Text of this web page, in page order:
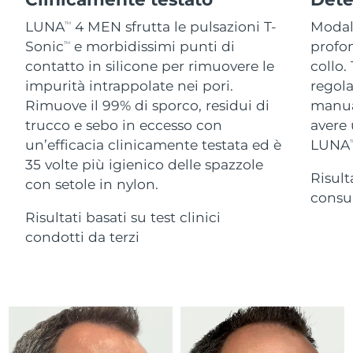
LUNATM
4 MEN sfrutta le pulsazioni T-
SonicTM
e morbidissimi punti di
contatto in silicone per rimuovere le
impurità intrappolate nei pori.
Rimuove il 99% di sporco, residui di
trucco e sebo in eccesso con
un’efficacia clinicamente testata ed è
35 volte più igienico delle spazzole
con setole in nylon.
Risultati basati su test clinici
condotti da terzi
collo.
LUNA
For healthy hair
Cosmetici Uomini
Vedi tutto
APP FOREO
CHI SIAMO
Israele Consegna stimata
Italia 8/8/26
Giappone Consegna stimata 8/11/26
Jersey Consegna stimata 8/13/26
Kazakistan Consegna stimata
8/8/26
Lettonia
Lituania Consegna stimata8/8/26